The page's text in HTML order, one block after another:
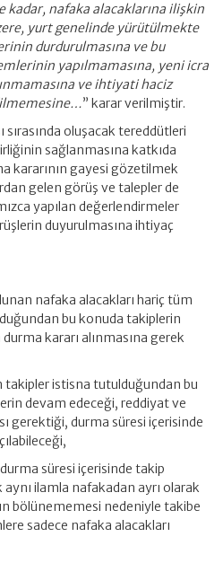
nafaka alacaklarına ilişkin
yurt genelinde yürütülmekte
durdurulmasına ve bu
yapılmamasına, yeni icra
ve ihtiyati haciz
” karar verilmiştir.
sırasında oluşacak tereddütleri
sağlanmasına katkıda
kararının gayesi gözetilmek
gelen görüş ve talepler de
yapılan değerlendirmeler
duyurulmasına ihtiyaç
nafaka alacakları hariç tüm
bu konuda takiplerin
kararı alınmasına gerek
takipler istisna tutulduğundan bu
devam edeceği, reddiyat ve
gerektiği, durma süresi içerisinde
süresi içerisinde takip
ilamla nafakadan ayrı olarak
bölünememesi nedeniyle takibe
sadece nafaka alacakları